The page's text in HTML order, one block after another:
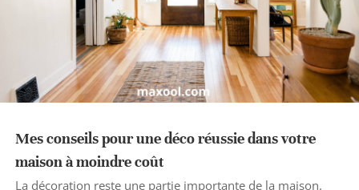
Mes conseils pour une déco réussie dans votre
maison à moindre coût
La décoration reste une partie importante de la maison.